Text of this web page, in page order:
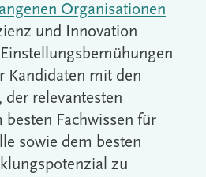
Organisationen
und Innovation
Kandidaten mit den
der relevantesten
besten Fachwissen für
sowie dem besten
zu